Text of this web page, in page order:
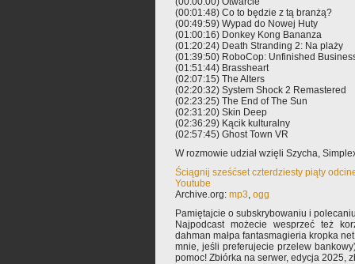
(00:01:48) Co to będzie z tą branżą?
(00:49:59) Wypad do Nowej Huty
(01:00:16) Donkey Kong Bananza
(01:20:24) Death Stranding 2: Na plaży
(01:39:50) RoboCop: Unfinished
(01:51:44) Brassheart
(02:07:15) The Alters
(02:20:32) System Shock 2 Remastered
(02:23:25) The End of The Sun
(02:31:20) Skin Deep
(02:36:29) Kącik kulturalny
(02:57:45) Ghost Town VR
W rozmowie udział wzięli Szycha,
Ściągnij sześćset czterdziesty piąty
Youtube
Archive.org: mp3, ogg
Pamiętajcie o subskrybowaniu i
Najpodcast możecie wesprzeć też
dahman małpa fantasmagieria kropka
mnie, jeśli preferujecie przelew
pomoc! Zbiórka na serwer, edycja 2025,